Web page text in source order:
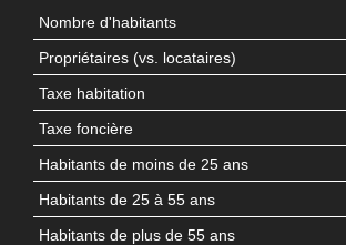
Nombre d'habitants
Propriétaires (vs. locataires)
Taxe habitation
Taxe foncière
Habitants de moins de 25 ans
Habitants de 25 à 55 ans
Habitants de plus de 55 ans